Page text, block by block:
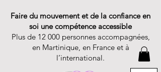
Faire du mouvement et de la confiance en
soi une compétence accessible
Plus de 12 000 personnes accompagnées,
en Martinique, en France et à
l’international.